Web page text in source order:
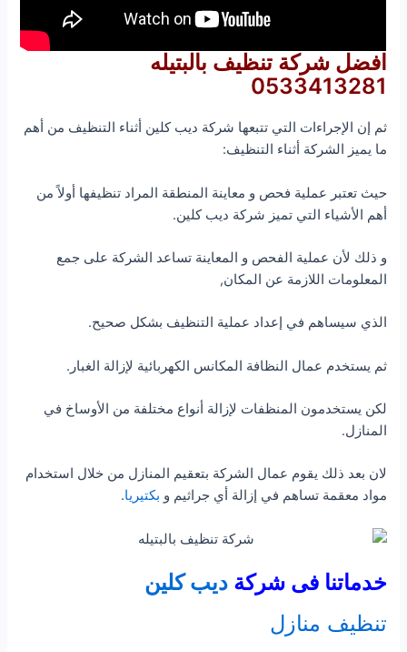
افضل شركة تنظيف بالبتيله
0533413281
ثم إن الإجراءات التي تتبعها شركة ديب كلين أثناء التنظيف من أهم
ما يميز الشركة أثناء التنظيف:
حيث تعتبر عملية فحص و معاينة المنطقة المراد تنظيفها أولاً من
أهم الأشياء التي تميز شركة ديب كلين.
و ذلك لأن عملية الفحص و المعاينة تساعد الشركة على جمع
المعلومات اللازمة عن المكان,
الذي سيساهم في إعداد عملية التنظيف بشكل صحيح.
ثم يستخدم عمال النظافة المكانس الكهربائية لإزالة الغبار.
لكن يستخدمون المنظفات لإزالة أنواع مختلفة من الأوساخ في
المنازل.
لان بعد ذلك يقوم عمال الشركة بتعقيم المنازل من خلال استخدام
مواد معقمة تساهم في إزالة أي جراثيم و بكتيريا.
خدماتنا فى شركةديب كلين
تنظيف منازل